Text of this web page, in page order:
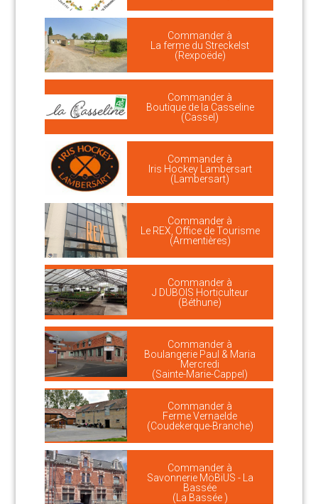
Commander à
La ferme du Streckelst
(Rexpoëde)
Commander à
Boutique de la Casseline
(Cassel)
Commander à
Iris Hockey Lambersart
(Lambersart)
Commander à
Le REX, Office de Tourisme
(Armentières)
Commander à
J DUBOIS Horticulteur
(Béthune)
Commander à
Boulangerie Paul & Maria
Mercredi
(Sainte-Marie-Cappel)
Commander à
Ferme Vernaelde
(Coudekerque-Branche)
Commander à
Savonnerie MöBiUS - La
Bassée
(La Bassée )